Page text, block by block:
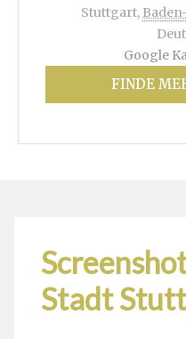
Stuttgart,
Google
FINDE
Stadt